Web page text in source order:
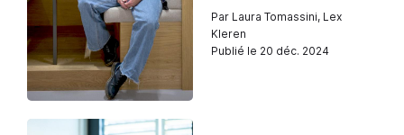
Par Laura Tomassini, Lex
Kleren
Publié le 20 déc. 2024